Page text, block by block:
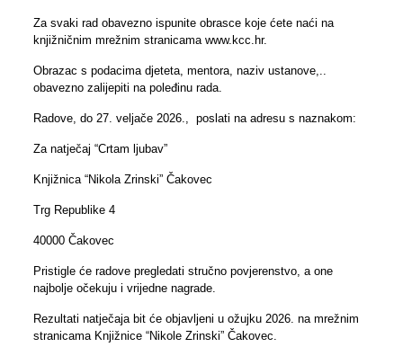
Za svaki rad obavezno ispunite obrasce koje ćete naći na
knjižničnim mrežnim stranicama www.kcc.hr.
Obrazac s podacima djeteta, mentora, naziv ustanove,..
obavezno zalijepiti na poleđinu rada.
Radove, do 27. veljače 2026., poslati na adresu s naznakom:
Za natječaj “Crtam ljubav”
Knjižnica “Nikola Zrinski” Čakovec
Trg Republike 4
40000 Čakovec
Pristigle će radove pregledati stručno povjerenstvo, a one
najbolje očekuju i vrijedne nagrade.
Rezultati natječaja bit će objavljeni u ožujku 2026. na mrežnim
stranicama Knjižnice “Nikole Zrinski” Čakovec.